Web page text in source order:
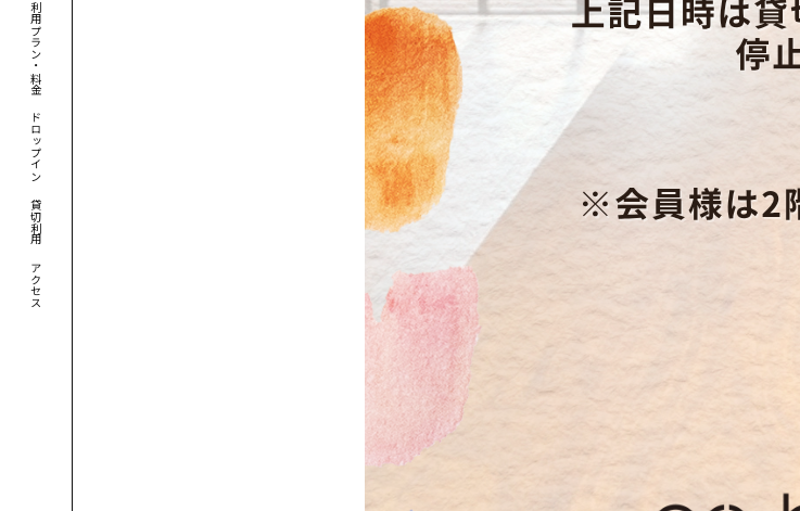
利用プラン・料金
ドロップイン
貸切利用
アクセス